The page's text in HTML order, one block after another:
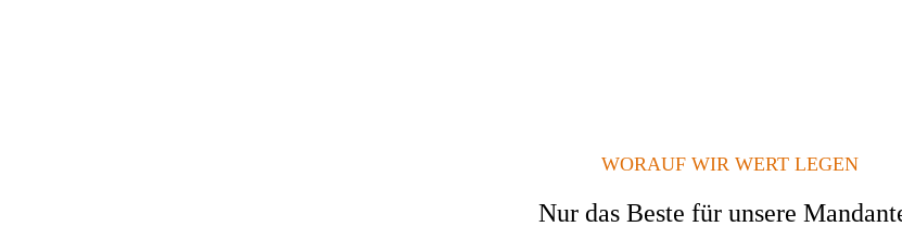
WORAUF WIR WERT LEGEN
Nur das Beste für unsere